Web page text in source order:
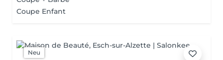
Coupe Enfant
Neu